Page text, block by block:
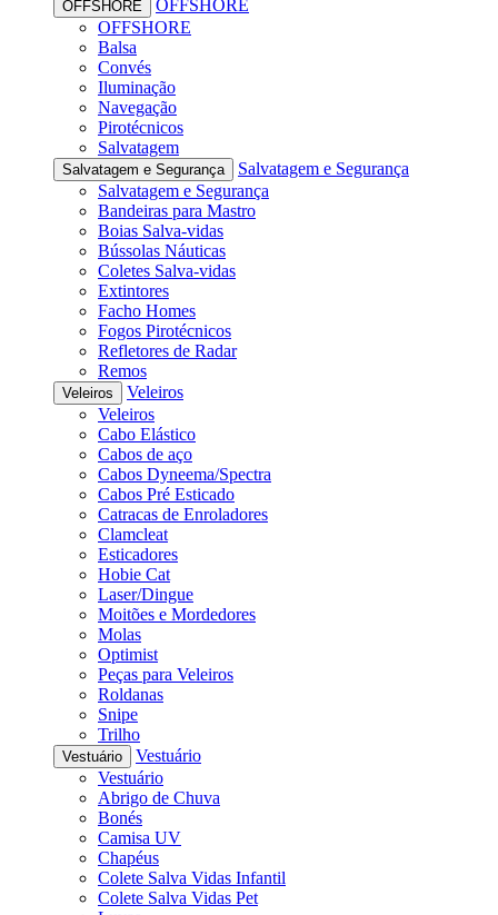
OFFSHORE
OFFSHORE
OFFSHORE
Balsa
Convés
Iluminação
Navegação
Pirotécnicos
Salvatagem
Salvatagem e Segurança
Salvatagem e Segurança
Salvatagem e Segurança
Bandeiras para Mastro
Boias Salva-vidas
Bússolas Náuticas
Coletes Salva-vidas
Extintores
Facho Homes
Fogos Pirotécnicos
Refletores de Radar
Remos
Veleiros
Veleiros
Veleiros
Cabo Elástico
Cabos de aço
Cabos Dyneema/Spectra
Cabos Pré Esticado
Catracas de Enroladores
Clamcleat
Esticadores
Hobie Cat
Laser/Dingue
Moitões e Mordedores
Molas
Optimist
Peças para Veleiros
Roldanas
Snipe
Trilho
Vestuário
Vestuário
Vestuário
Abrigo de Chuva
Bonés
Camisa UV
Chapéus
Colete Salva Vidas Infantil
Colete Salva Vidas Pet